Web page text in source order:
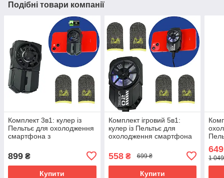
Подібні товари компанії
Комплект 3в1: кулер із
Пельтьє для охолодження
смартфона з
A5 + напальчники
899 ₴
Купити
Комплект ігровий 5в1:
кулер із Пельтьє для
охолодження смартфона
напальчники
558₴ 699 ₴
Купити
2
649
1